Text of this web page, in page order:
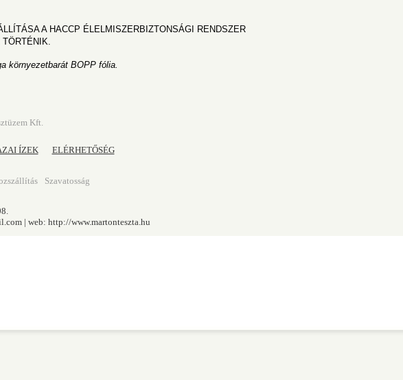
A HACCP ÉLELMISZERBIZTONSÁGI RENDSZER
környezetbarát BOPP fólia.
Kft.
ÍZEK ELÉRHETŐSÉG
Szavatosság
| web: http://www.martonteszta.hu